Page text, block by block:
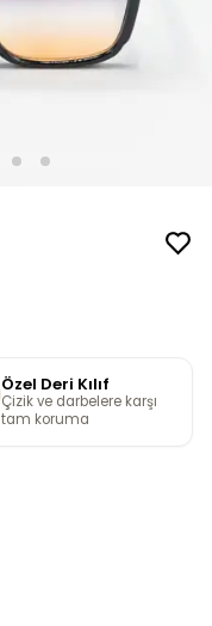
Özel Deri Kılıf
Çizik ve darbelere karşı
tam koruma